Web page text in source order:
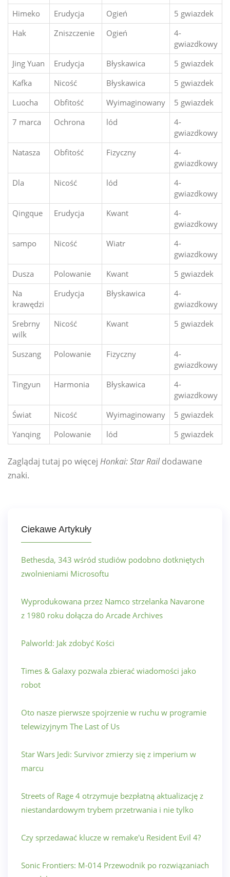
Himeko Erudycja Ogień
5 gwiazdek
Hak
Zniszczenie Ogień
4-
gwiazdkowy
Jing Yuan
Erudycja Błyskawica
5 gwiazdek
Kafka
Nicość Błyskawica
5 gwiazdek
Luocha
Obfitość Wyimaginowany
5 gwiazdek
7 marca
Ochrona lód
4-
gwiazdkowy
Natasza
Obfitość Fizyczny
4-
gwiazdkowy
Dla
Nicość lód
4-
gwiazdkowy
Qingque
Erudycja Kwant
4-
gwiazdkowy
sampo
Nicość Wiatr
4-
gwiazdkowy
Dusza
Polowanie Kwant
5 gwiazdek
Na
krawędzi
Erudycja Błyskawica
4-
gwiazdkowy
Srebrny
wilk
Nicość Kwant 5 gwiazdek
Suszang Polowanie Fizyczny
4-
gwiazdkowy
Tingyun
Harmonia Błyskawica
4-
gwiazdkowy
Świat
Nicość Wyimaginowany
5 gwiazdek
Yanqing
Polowanie lód 5 gwiazdek
Zaglądaj tutaj po więcej Honkai: Star Raildodawane
znaki.
Ciekawe Artykuły
Bethesda, 343 wśród studiów podobno dotkniętych
zwolnieniami Microsoftu
Wyprodukowana przez Namco strzelanka Navarone
z 1980 roku dołącza do Arcade Archives
Palworld: Jak zdobyć Kości
Times & Galaxy pozwala zbierać wiadomości jako
robot
Oto nasze pierwsze spojrzenie w ruchu w programie
telewizyjnym The Last of Us
Star Wars Jedi: Survivor zmierzy się z imperium w
marcu
Streets of Rage 4 otrzymuje bezpłatną aktualizację z
niestandardowym trybem przetrwania i nie tylko
Czy sprzedawać klucze w remake'u Resident Evil 4?
Sonic Frontiers: M-014 Przewodnik po rozwiązaniach